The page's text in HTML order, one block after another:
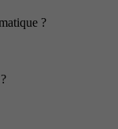
?